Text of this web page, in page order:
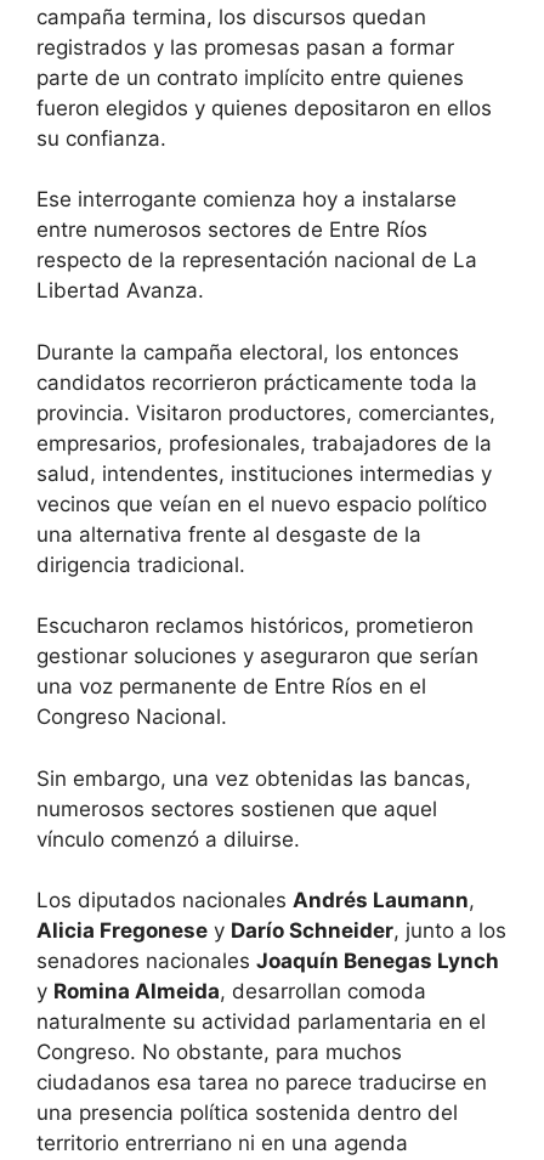
campaña termina, los discursos quedan
registrados y las promesas pasan a formar
parte de un contrato implícito entre quienes
fueron elegidos y quienes depositaron en ellos
su confianza.
Ese interrogante comienza hoy a instalarse
entre numerosos sectores de Entre Ríos
respecto de la representación nacional de La
Libertad Avanza.
Durante la campaña electoral, los entonces
candidatos recorrieron prácticamente toda la
provincia. Visitaron productores, comerciantes,
empresarios, profesionales, trabajadores de la
salud, intendentes, instituciones intermedias y
vecinos que veían en el nuevo espacio político
una alternativa frente al desgaste de la
dirigencia tradicional.
Escucharon reclamos históricos, prometieron
gestionar soluciones y aseguraron que serían
una voz permanente de Entre Ríos en el
Congreso Nacional.
Sin embargo, una vez obtenidas las bancas,
numerosos sectores sostienen que aquel
vínculo comenzó a diluirse.
Los diputados nacionales Andrés Laumann,
Alicia Fregonese y Darío Schneider, junto a los
senadores nacionales Joaquín Benegas Lynch
y Romina Almeida, desarrollan comoda
naturalmente su actividad parlamentaria en el
Congreso. No obstante, para muchos
ciudadanos esa tarea no parece traducirse en
una presencia política sostenida dentro del
territorio entrerriano ni en una agenda